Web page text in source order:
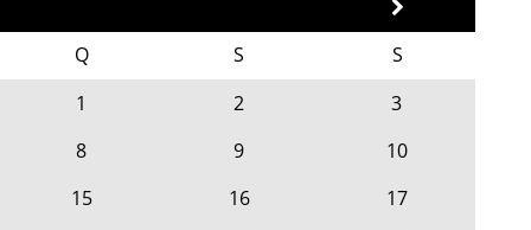
Q S
S
1
2
3
8 9
10
15 16
17